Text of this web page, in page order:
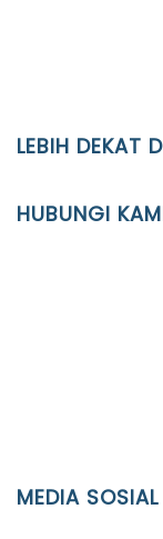
LEBIH DEKAT
HUBUNGI
MEDIA